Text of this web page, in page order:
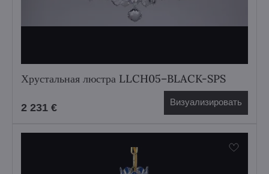
Хрустальная люстра LLCH05–BLACK-SPS
2 231 € Визуализировать